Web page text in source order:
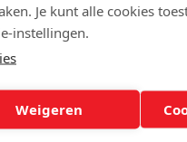
Je kunt alle cookies
instellingen.
Weigeren